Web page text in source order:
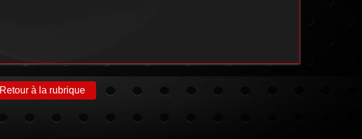
Retour à la rubrique